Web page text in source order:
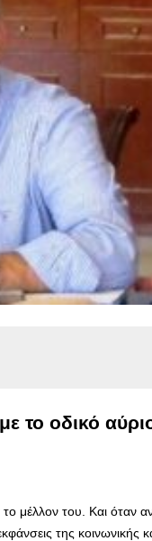
το οδικό
μέλλον του. Και όταν
της κοινωνικής